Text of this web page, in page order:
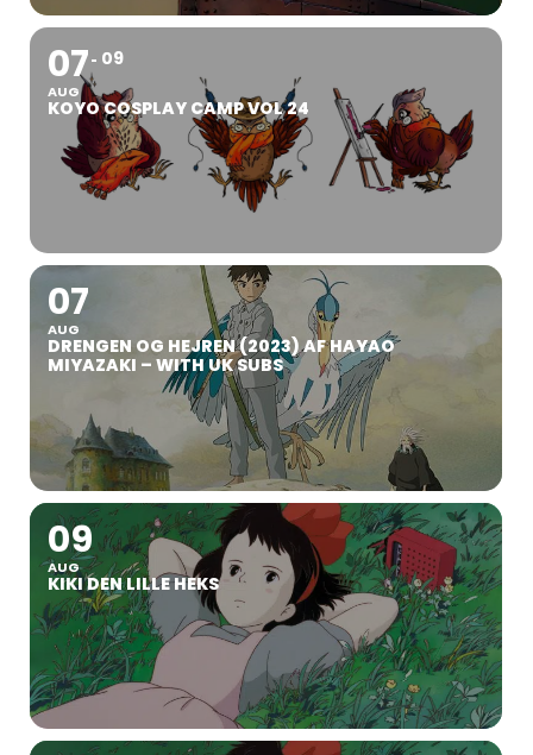
07
AUG
09
KOYO COSPLAY CAMP VOL 24
07
AUG
DRENGEN OG HEJREN (2023) AF HAYAO
MIYAZAKI – WITH UK SUBS
09
AUG
KIKI DEN LILLE HEKS